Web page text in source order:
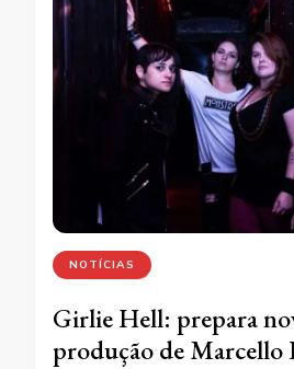
NOTÍCIAS
Girlie Hell: prepara
produção de Marcello